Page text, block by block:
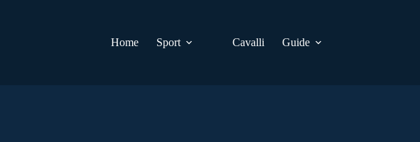
Home
Sport Cavalli Guide